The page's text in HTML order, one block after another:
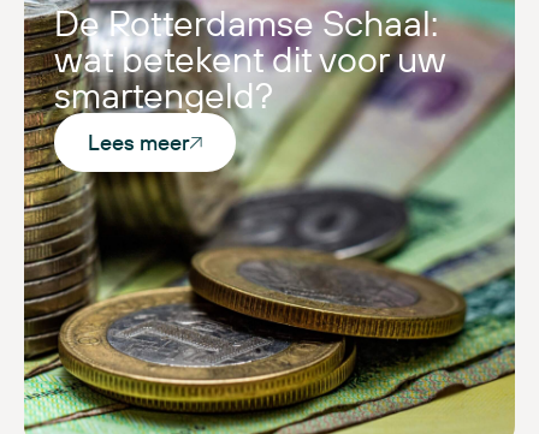
De Rotterdamse Schaal:
wat betekent dit voor uw
smartengeld?
Lees meer